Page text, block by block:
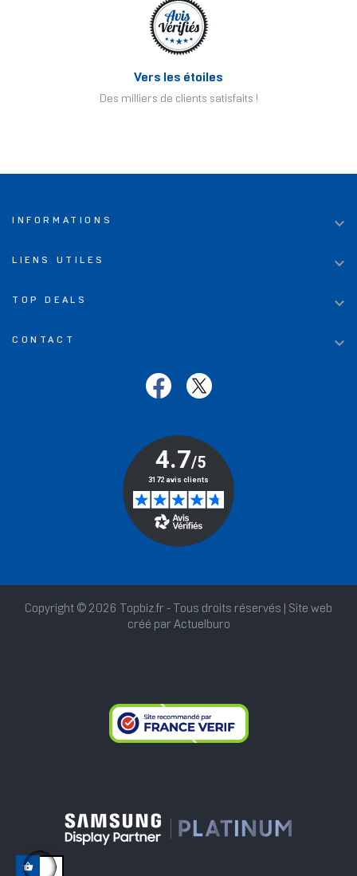
Vers les étoiles
Des milliers de clients satisfaits !
INFORMATIONS 
LIENS UTILES 
TOP DEALS 
CONTACT 
Copyright © 2026 Topbiz.fr - Tous droits réservés | Site web
créé par Actuelburo